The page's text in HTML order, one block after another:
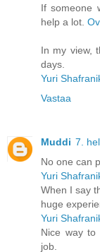
If someone
help a lot.
In my view,
days.
Yuri
Vastaa
Muddi 7.
No one can
Yuri
When I say
huge
Yuri
Nice way to
job.